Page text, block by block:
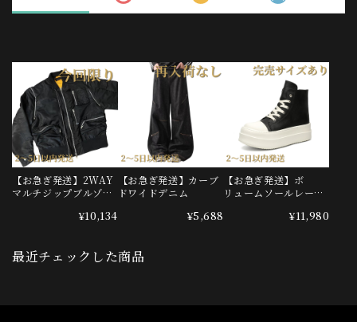
【お急ぎ発送】2WAY
マルチジップブルゾン
¥10,134
【お急ぎ発送】カーブ
ドワイドデニム
¥5,688
【お急ぎ発送】ボ
リュームソールレース
¥11,980
最近チェックした商品